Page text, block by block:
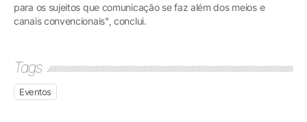
para os sujeitos que comunicação se faz além dos meios e
canais convencionais", conclui.
Tags
Eventos